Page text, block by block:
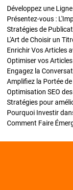
Développez une
Présentez-vous :
L'Art de Choisir un
Optimiser vos
Engagez la
Amplifiez la Portée